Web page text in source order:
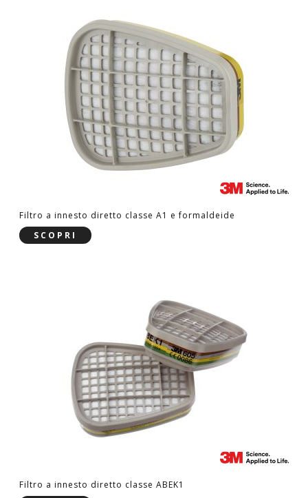
Filtro a innesto diretto classe A1 e formaldeide
SCOPRI
Filtro a innesto diretto classe ABEK1